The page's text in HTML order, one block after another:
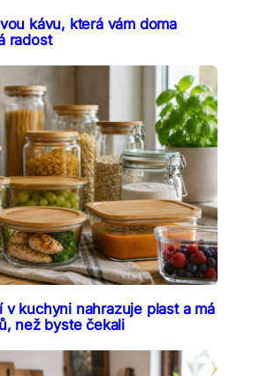
kávu, která vám doma
radost
v kuchyni nahrazuje plast a má
než byste čekali